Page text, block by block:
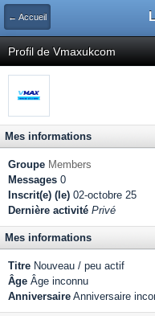
← Accueil
Profil de Vmaxukcom
Mes informations
Groupe Members
Messages 0
Inscrit(e) (le) 02-octobre 25
Dernière activité Privé
Mes informations
Titre Nouveau / peu actif
Âge Âge inconnu
Anniversaire Anniversaire